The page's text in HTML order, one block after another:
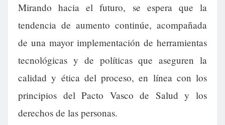
Mirando hacia el futuro, se espera que la
tendencia de aumento continúe, acompañada
de una mayor implementación de herramientas
tecnológicas y de políticas que aseguren la
calidad y ética del proceso, en línea con los
principios del Pacto Vasco de Salud y los
derechos de las personas.